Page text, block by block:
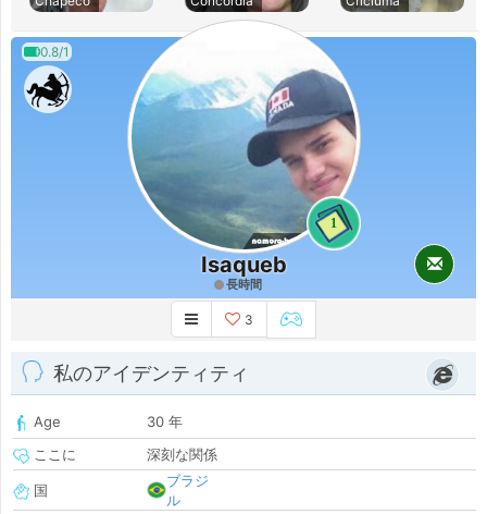
0.8/1
1
Isaqueb
長時間
3
私のアイデンティティ
Age
30 年
ここに
深刻な関係
国
ブラジ
ル